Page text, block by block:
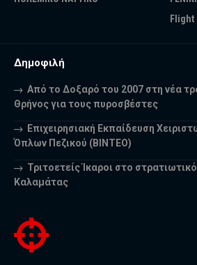
Flight
Δημοφιλή
Από το Δοξαρό του 2007 στη νέα
Θρήνος για τους πυροσβέστες
Επιχειρησιακή Εκπαίδευση
Όπλων Πεζικού (ΒΙΝΤΕΟ)
Τριτοετείς Ίκαροι στο
Καλαμάτας